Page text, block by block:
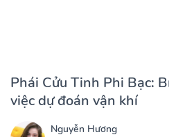
Phái Cửu Tinh Phi Bạc:
việc dự đoán vận khí
Nguyễn Hương